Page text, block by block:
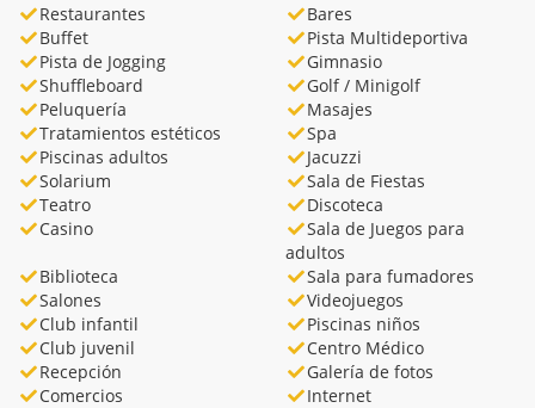
Restaurantes
Bares
Buffet
Pista Multideportiva
Pista de Jogging
Gimnasio
Shuffleboard
Golf / Minigolf
Peluquería
Masajes
Tratamientos estéticos
Spa
Piscinas adultos
Jacuzzi
Solarium
Sala de Fiestas
Teatro
Discoteca
Casino
Sala de Juegos para
adultos
Biblioteca
Sala para fumadores
Salones
Videojuegos
Club infantil
Piscinas niños
Club juvenil
Centro Médico
Recepción
Galería de fotos
Comercios
Internet